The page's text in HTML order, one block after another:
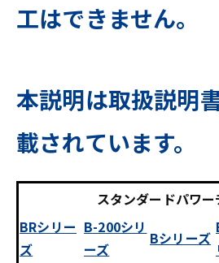
工はできません。
本説明は取扱説明
載されています。
スタンダードパワ
BRシリー
ズ
B-200シリ
ーズ
Bシリーズ